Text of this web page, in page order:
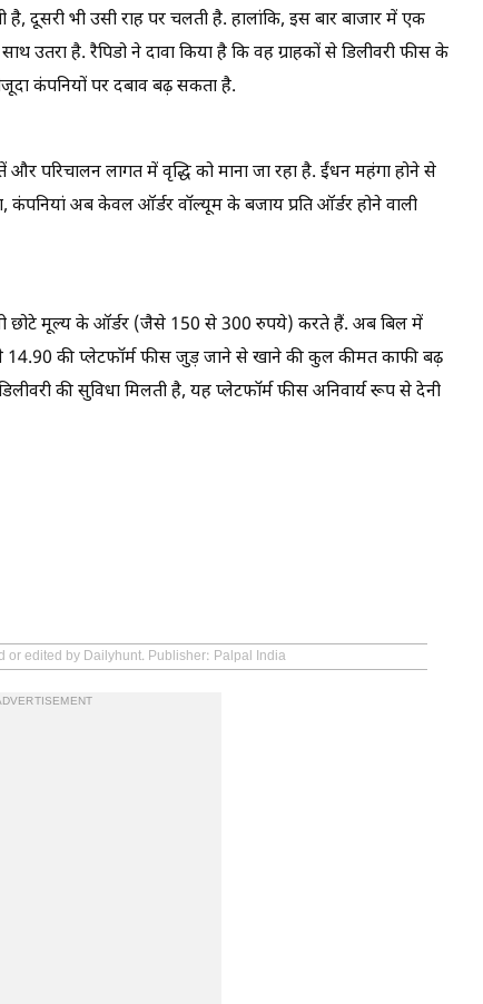
दूसरी भी उसी राह पर चलती है. हालांकि, इस बार बाजार में एक
उतरा है. रैपिडो ने दावा किया है कि वह ग्राहकों से डिलीवरी फीस के
कंपनियों पर दबाव बढ़ सकता है.
परिचालन लागत में वृद्धि को माना जा रहा है. ईंधन महंगा होने से
अब केवल ऑर्डर वॉल्यूम के बजाय प्रति ऑर्डर होने वाली
छोटे मूल्य के ऑर्डर (जैसे 150 से 300 रुपये) करते हैं. अब बिल में
14.90 की प्लेटफॉर्म फीस जुड़ जाने से खाने की कुल कीमत काफी बढ़
की सुविधा मिलती है, यह प्लेटफॉर्म फीस अनिवार्य रूप से देनी
or edited by Dailyhunt. Publisher: Palpal India